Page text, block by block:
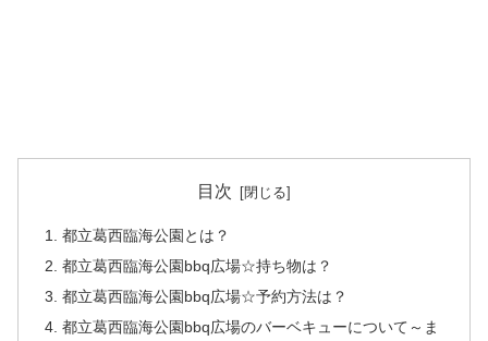
目次
都立葛西臨海公園とは？
都立葛西臨海公園bbq広場☆持ち物は？
都立葛西臨海公園bbq広場☆予約方法は？
都立葛西臨海公園bbq広場のバーベキューについて～ま